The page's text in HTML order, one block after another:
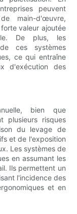
peuvent
main-d'œuvre,
valeur ajoutée
De plus, les
ces systèmes
ce qui entraîne
d'exécution des
bien que
plusieurs risques
du levage de
et de l'exposition
Les systèmes de
en assumant les
Ils permettent un
l'incidence des
et en